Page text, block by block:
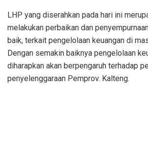
LHP yang diserahkan pada hari ini
melakukan perbaikan dan
baik, terkait pengelolaan keuangan di
Dengan semakin baiknya pengelolaan
diharapkan akan berpengaruh terhadap
penyelenggaraan Pemprov. Kalteng.